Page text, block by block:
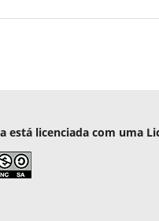
está licenciada com uma